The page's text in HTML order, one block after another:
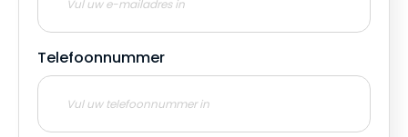
Telefoonnummer